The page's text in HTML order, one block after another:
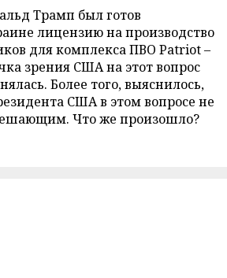
Трамп был готов
лицензию на производство
для комплекса ПВО Patriot –
зрения США на этот вопрос
Более того, выяснилось,
США в этом вопросе не
Что же произошло?